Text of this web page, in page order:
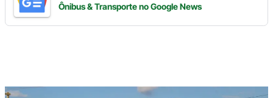
Ônibus & Transporteno Google News
Digite